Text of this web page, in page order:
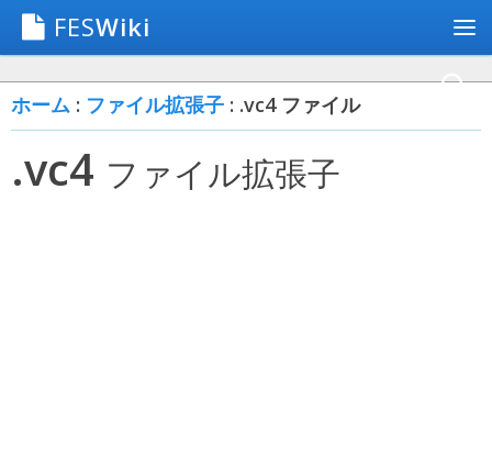
FESWiki
ホーム : ファイル拡張子 : .vc4 ファイル
.vc4 ファイル拡張子